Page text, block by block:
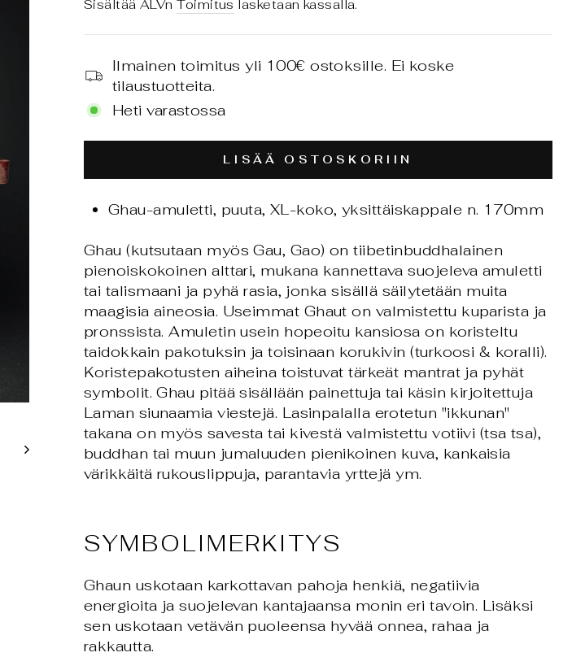
Sisältää ALVnToimitus lasketaan kassalla.
Ilmainen toimitus yli 100€ ostoksille. Ei koske
tilaustuotteita.
Heti varastossa
LISÄÄ OSTOSKORIIN
Ghau-amuletti, puuta, XL-koko, yksittäiskappale n. 170mm
Ghau (kutsutaan myös Gau, Gao) on tiibetinbuddhalainen
pienoiskokoinen alttari, mukana kannettava suojeleva amuletti
tai talismaani ja pyhä rasia, jonka sisällä säilytetään muita
maagisia aineosia. Useimmat Ghaut on valmistettu kuparista ja
pronssista. Amuletin usein hopeoitu kansiosa on koristeltu
taidokkain pakotuksin ja toisinaan korukivin (turkoosi & koralli).
Koristepakotusten aiheina toistuvat tärkeät mantrat ja pyhät
symbolit. Ghau pitää sisällään painettuja tai käsin kirjoitettuja
Laman siunaamia viestejä. Lasinpalalla erotetun "ikkunan"
takana on myös savesta tai kivestä valmistettu votiivi (tsa tsa),
buddhan tai muun jumaluuden pienikoinen kuva, kankaisia
värikkäitä rukouslippuja, parantavia yrttejä ym.
SYMBOLIMERKITYS
Ghaun uskotaan karkottavan pahoja henkiä, negatiivia
energioita ja suojelevan kantajaansa monin eri tavoin. Lisäksi
sen uskotaan vetävän puoleensa hyvää onnea, rahaa ja
rakkautta.